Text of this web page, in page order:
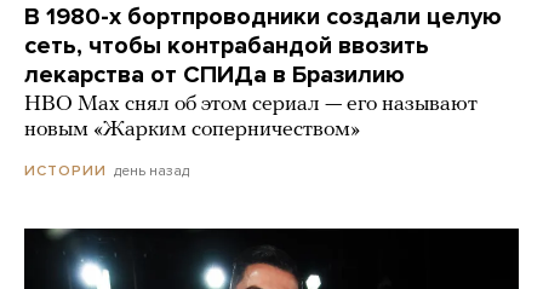
В 1980-х бортпроводники создали целую
сеть, чтобы контрабандой ввозить
лекарства от СПИДа в Бразилию
HBO Max снял об этом сериал — его называют
новым «Жарким соперничеством»
ИСТОРИИ день назад